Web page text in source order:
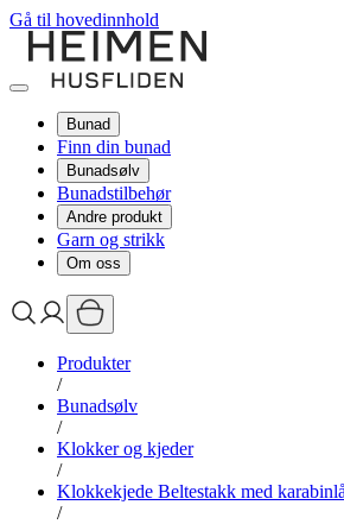
Gå til hovedinnhold
Bunad
Finn din bunad
Bunadsølv
Bunadstilbehør
Andre produkt
Garn og strikk
Om oss
Produkter
/
Bunadsølv
/
Klokker og kjeder
/
Klokkekjede Beltestakk med
/